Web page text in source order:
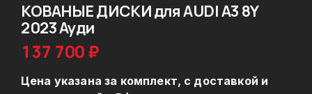
КОВАНЫЕ ДИСКИ для AUDI A3 8Y
2023 Ауди
137 700 ₽
Цена указана за комплект, с доставкой и